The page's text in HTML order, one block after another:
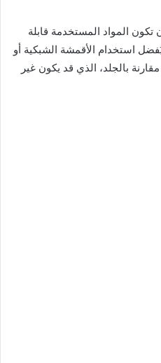
المواد المستخدمة قابلة
استخدام الأقمشة الشبكية أو
بالجلد، الذي قد يكون غير